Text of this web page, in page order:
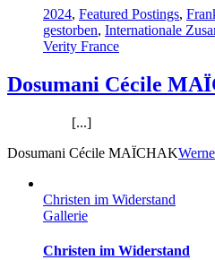
2024, Featured Postings,
gestorben, Internationale
Verity France
Dosumani Cécile
[...]
Dosumani Cécile MAÏCHAK
Christen im Widerstand
Gallerie
Christen im Widerstand